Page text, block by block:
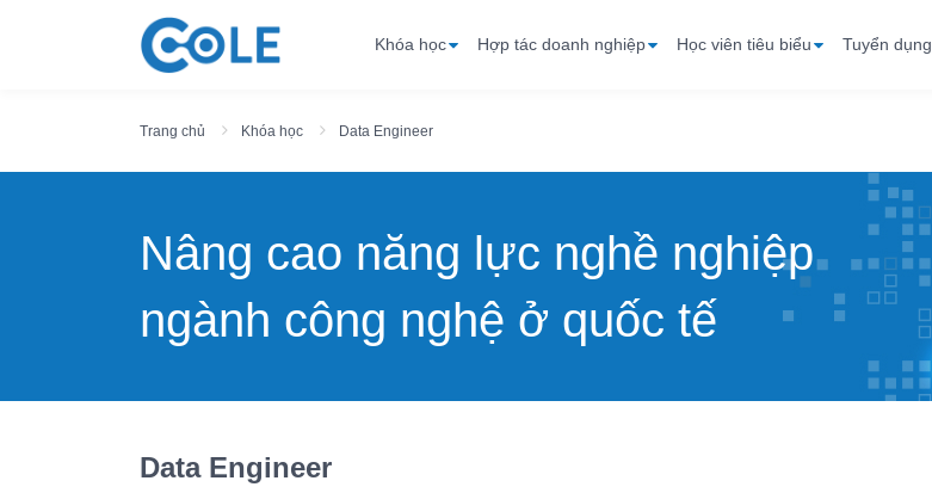
Khóa học Hợp tác doanh nghiệp Học viên tiêu biểu Tuyển dụng
Trang chủ Khóa học Data Engineer
Nâng cao năng lực nghề nghiệp
ngành công nghệ ở quốc tế
Data Engineer